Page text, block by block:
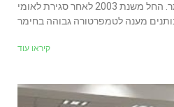
גלזורות וצבעים עשיר ביותר. החל משנת 2003 לאחר סגירת לאומי
מענה לטמפרטורה גבוהה בחימר
קיראו עוד